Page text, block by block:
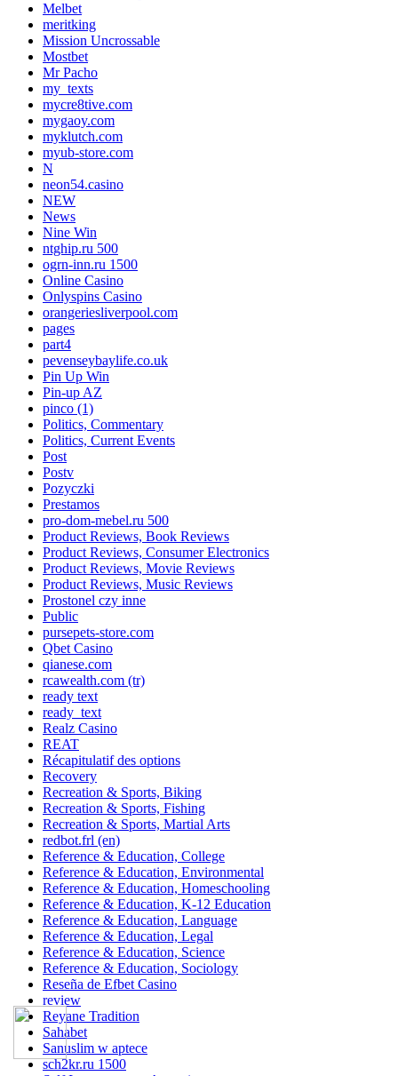
Melbet
meritking
Mission Uncrossable
Mostbet
Mr Pacho
my_texts
mycre8tive.com
mygaoy.com
myklutch.com
myub-store.com
N
neon54.casino
NEW
News
Nine Win
ntghip.ru 500
ogrn-inn.ru 1500
Online Casino
Onlyspins Casino
orangeriesliverpool.com
pages
part4
pevenseybaylife.co.uk
Pin Up Win
Pin-up AZ
pinco (1)
Politics, Commentary
Politics, Current Events
Post
Postv
Pozyczki
Prestamos
pro-dom-mebel.ru 500
Product Reviews, Book Reviews
Product Reviews, Consumer Electronics
Product Reviews, Movie Reviews
Product Reviews, Music Reviews
Prostonel czy inne
Public
pursepets-store.com
Qbet Casino
qianese.com
rcawealth.com (tr)
ready text
ready_text
Realz Casino
REAT
Récapitulatif des options
Recovery
Recreation & Sports, Biking
Recreation & Sports, Fishing
Recreation & Sports, Martial Arts
redbot.frl (en)
Reference & Education, College
Reference & Education, Environmental
Reference & Education, Homeschooling
Reference & Education, K-12 Education
Reference & Education, Language
Reference & Education, Legal
Reference & Education, Science
Reference & Education, Sociology
Reseña de Efbet Casino
review
Reyane Tradition
Sahabet
Sanuslim w aptece
sch2kr.ru 1500